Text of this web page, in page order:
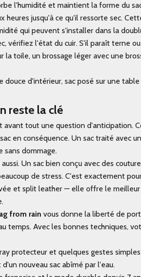
l'humidité et maintient la forme du
heures jusqu'à ce qu'il ressorte sec.
qui peuvent s'installer dans la
vérifiez l'état du cuir. S'il paraît terne
la toile, un brossage léger avec une
douce d'intérieur, sac posé sur une
reste la clé
avant tout une question d'anticipation.
en conséquence. Un sac traité avec
sans dommage.
Un sac bien conçu avec des
de stress. C'est exactement
et split leather — elle offre le
from rain vous donne la liberté de
temps. Avec les bonnes techniques,
protecteur et quelques gestes
nouveau sac abîmé par l'eau.